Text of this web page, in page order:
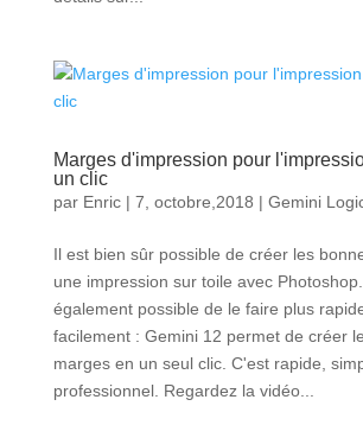
Marges d'impression pour
un clic
par Enric| 7, octobre,2018 | Gemini
Il est bien sûr possible de créer les
une impression sur toile avec
également possible de le faire plus
facilement : Gemini 12 permet de créer
marges en un seul clic. C'est rapide,
professionnel. Regardez la vidéo...